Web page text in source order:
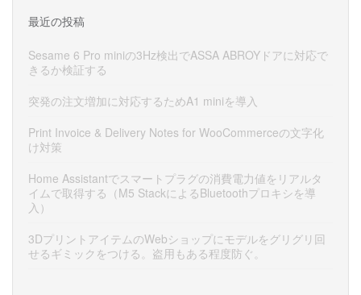
最近の投稿
Sesame 6 Pro miniの3Hz検出でASSA ABROYドアに対応で
きるか検証する
突発の注文増加に対応するためA1 miniを導入
Print Invoice & Delivery Notes for WooCommerceの文字化
け対策
Home Assistantでスマートプラグの消費電力値をリアルタ
イムで取得する（M5 StackによるBluetoothプロキシを導
入）
3DプリントアイテムのWebショップにモデルをグリグリ回
せるギミックをつける。盗用もある程度防ぐ。